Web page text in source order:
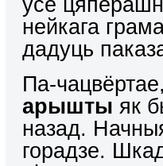
нейкага
дадуць
Па-
арышты як
назад.
горадзе.